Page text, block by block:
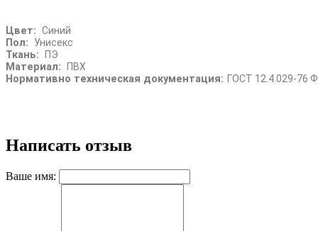
Цвет: Синий
Пол: Унисекс
Ткань: ПЭ
Материал: ПВХ
Нормативно техническая документация: ГОСТ 12.4.029-76
Написать отзыв
Ваше имя: